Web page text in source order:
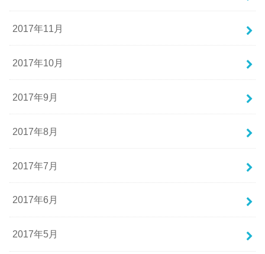
2017年11月
2017年10月
2017年9月
2017年8月
2017年7月
2017年6月
2017年5月